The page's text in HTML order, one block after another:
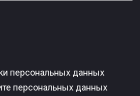
персональных данных
персональных данных